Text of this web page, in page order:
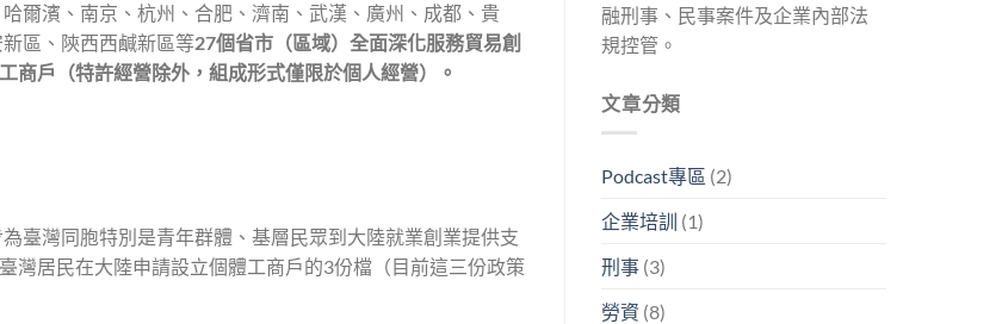
爾濱、南京、杭州、合肥、濟南、武漢、廣州、成都、貴
區、陝西西鹹新區等27個省市（區域）全面深化服務貿易創
商戶（特許經營除外，組成形式僅限於個人經營）。
臺灣同胞特別是青年群體、基層民眾到大陸就業創業提供支
灣居民在大陸申請設立個體工商戶的3份檔（目前這三份政策
融刑事、民事案件及企業內部法
規控管。
文章分類
Podcast專區 (2)
企業培訓 (1)
刑事 (3)
勞資 (8)